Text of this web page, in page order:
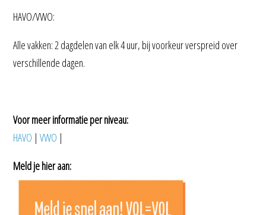
HAVO/VWO:
Alle vakken: 2 dagdelen van elk 4 uur, bij voorkeur verspreid over
verschillende dagen.
Voor meer informatie per niveau:
HAVO |VWO |
Meld je hier aan: